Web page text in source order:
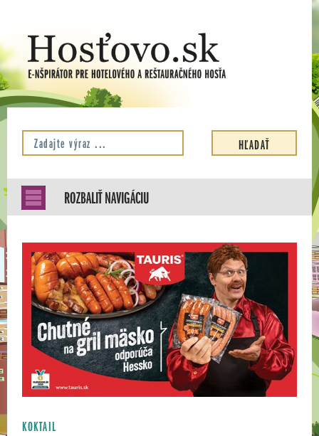
ROZBALIŤ NAVIGÁCIU
KOKTAIL